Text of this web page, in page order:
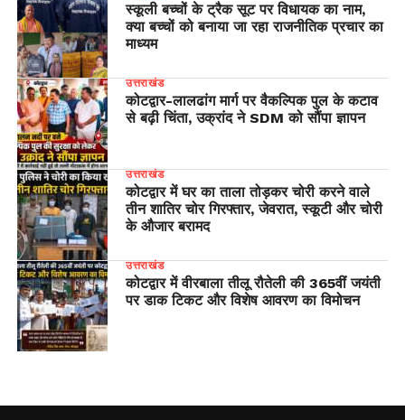
स्कूली बच्चों के ट्रैक सूट पर विधायक का नाम,
क्या बच्चों को बनाया जा रहा राजनीतिक प्रचार का
माध्यम
उत्तराखंड
​कोटद्वार-लालढांग मार्ग पर वैकल्पिक पुल के कटाव
से बढ़ी चिंता, उक्रांद ने SDM को सौंपा ज्ञापन
उत्तराखंड
कोटद्वार में घर का ताला तोड़कर चोरी करने वाले
तीन शातिर चोर गिरफ्तार, जेवरात, स्कूटी और चोरी
के औजार बरामद
उत्तराखंड
कोटद्वार में वीरबाला तीलू रौतेली की 365वीं जयंती
पर डाक टिकट और विशेष आवरण का विमोचन